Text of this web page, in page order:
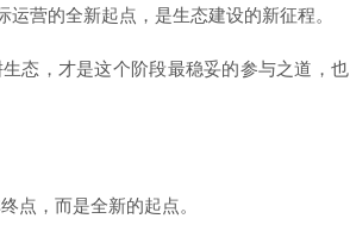
营的全新起点，是生态建设的新征程。
态，才是这个阶段最稳妥的参与之道，也
点，而是全新的起点。